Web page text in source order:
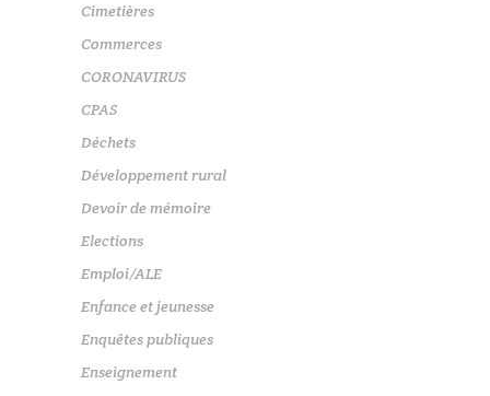
Cimetières
Commerces
CORONAVIRUS
CPAS
Déchets
Développement rural
Devoir de mémoire
Elections
Emploi/ALE
Enfance et jeunesse
Enquêtes publiques
Enseignement